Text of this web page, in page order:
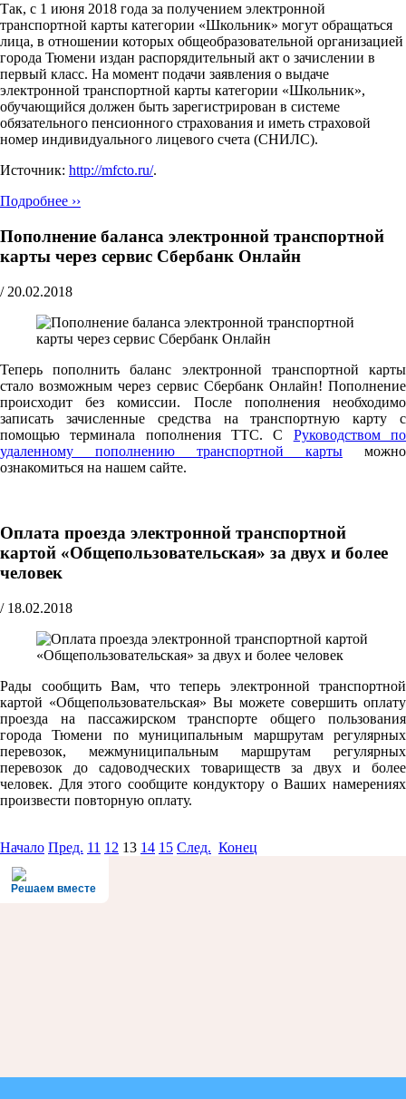
Так, с 1 июня 2018 года за получением электронной
транспортной карты категории «Школьник» могут обращаться
лица, в отношении которых общеобразовательной организацией
города Тюмени издан распорядительный акт о зачислении в
первый класс. На момент подачи заявления о выдаче
электронной транспортной карты категории «Школьник»,
обучающийся должен быть зарегистрирован в системе
обязательного пенсионного страхования и иметь страховой
номер индивидуального лицевого счета (СНИЛС).
Источник: http://mfcto.ru/.
Подробнее ››
Пополнение баланса электронной транспортной
карты через сервис Сбербанк Онлайн
/ 20.02.2018
Теперь пополнить баланс электронной транспортной карты
стало возможным через сервис Сбербанк Онлайн! Пополнение
происходит без комиссии. После пополнения необходимо
записать зачисленные средства на транспортную карту с
помощью терминала пополнения ТТС. С Руководством по
удаленному пополнению транспортной карты можно
ознакомиться на нашем сайте.
Оплата проезда электронной транспортной
картой «Общепользовательская» за двух и более
человек
/ 18.02.2018
Рады сообщить Вам, что теперь электронной транспортной
картой «Общепользовательская» Вы можете совершить оплату
проезда на пассажирском транспорте общего пользования
города Тюмени по муниципальным маршрутам регулярных
перевозок, межмуниципальным маршрутам регулярных
перевозок до садоводческих товариществ за двух и более
человек. Для этого сообщите кондуктору о Ваших намерениях
произвести повторную оплату.
Начало Пред. 11 12 13 14 15 След. Конец
Решаем вместе